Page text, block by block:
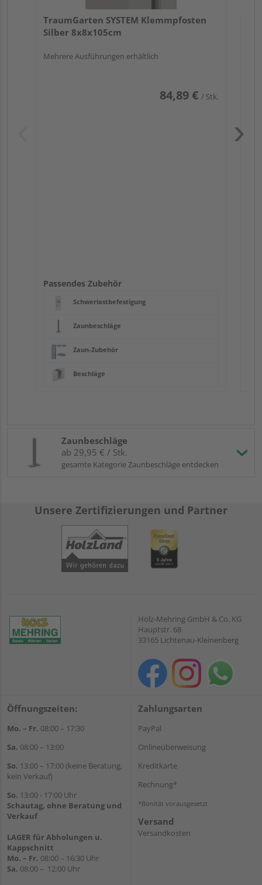
TraumGarten SYSTEM Klemmpfosten
Silber 8x8x105cm
Mehrere Ausführungen erhältlich
84,89 € / Stk.
Passendes Zubehör
Schwerlastbefestigung
Zaunbeschläge
Zaun-Zubehör
Beschläge
Zaunbeschläge
ab 29,95 € / Stk.
gesamte Kategorie Zaunbeschläge entdecken
Unsere Zertifizierungen und Partner
Holz-Mehring GmbH & Co. KG
Hauptstr. 68
33165 Lichtenau-Kleinenberg
Öffnungszeiten:
Mo. – Fr. 08:00 – 17:30
Sa. 08:00 – 13:00
So. 13:00 – 17:00 (keine Beratung,
kein Verkauf)
So. 13:00 - 17:00 Uhr
Schautag, ohne Beratung und
Verkauf
LAGER für Abholungen u.
Kappschnitt
Mo. – Fr. 08:00 – 16:30 Uhr
Sa. 08:00 – 12:00 Uhr
Zahlungsarten
PayPal
Onlineüberweisung
Kreditkarte
Rechnung*
*Bonität vorausgesetzt
Versand
Versandkosten